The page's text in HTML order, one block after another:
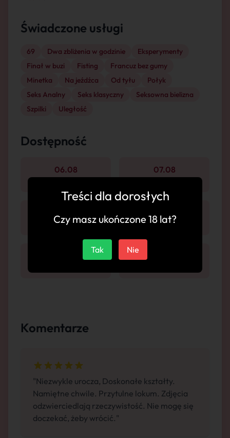
Świadczone usługi
69 Dwa zbliżenia w godzinie
Eksperymenty
Finał w buzi
Fisting
Francuz bez gumy
Minetka
Na jeźdźca Od tyłu
Połyk
Seks Analny
Seks klasyczny
Seksowna bielizna
Szpilki
Uległość
Dostępność
06.08 07.08
Łódź
09.08
Łódź
Komentarze
"Niezwykle urocza, Doskonałe kształty.
Namiętne chwile. Przytulne lokum. Zdjęcia
odzwierciedlają rzeczywistość. Nie mogę się
doczekać, żeby wrócić."
Treści dla dorosłych
Czy masz ukończone 18 lat?
Tak Nie